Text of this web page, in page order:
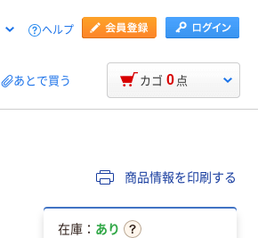
ヘルプ
あとで買う カゴ 0 点
商品情報を印刷する
在庫： あり